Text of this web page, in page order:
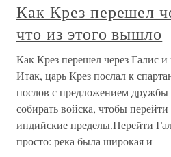
Как Крез перешел
что из этого вышло
Как Крез перешел через Галис
Итак, царь Крез послал к
послов с предложением
собирать войска, чтобы
индийские пределы.Перейти
просто: река была широкая и